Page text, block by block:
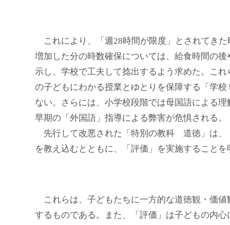
これにより、「週28時間が限度」とされてき
増加した分の時数確保については、給食時間の
示し、学校で工夫して捻出するよう求めた。こ
の子どもにわかる授業とゆとりを保障する「学
ない。さらには、小学校段階では母国語による
早期の「外国語」指導による弊害が危惧される。
先行して改悪された「特別の教科 道徳」は、
を教え込むとともに、「評価」を実施することを
これらは、子どもたちに一方的な道徳観・価
するものである。また、「評価」は子どもの内